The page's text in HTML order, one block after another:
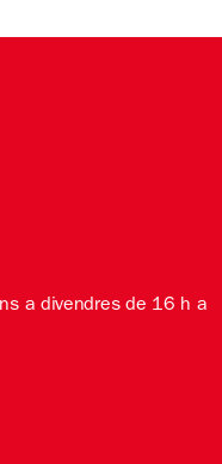
a divendres de 16 h a